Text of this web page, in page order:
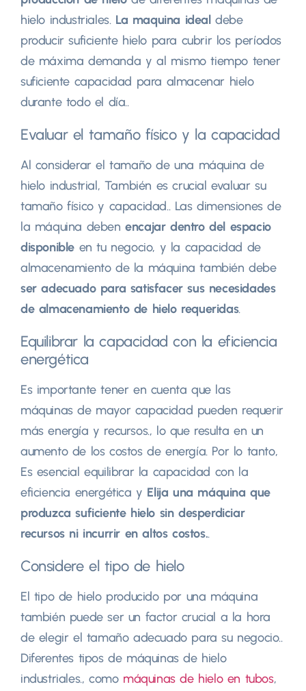
hielo industriales. La maquina ideal debe
producir suficiente hielo para cubrir los períodos
de máxima demanda y al mismo tiempo tener
suficiente capacidad para almacenar hielo
durante todo el día..
Evaluar el tamaño físico y la capacidad
Al considerar el tamaño de una máquina de
hielo industrial, También es crucial evaluar su
tamaño físico y capacidad.. Las dimensiones de
la máquina debenencajar dentro del espacio
disponible en tu negocio, y la capacidad de
almacenamiento de la máquina también debe
ser adecuado para satisfacer sus necesidades
de almacenamiento de hielo requeridas.
Equilibrar la capacidad con la eficiencia
energética
Es importante tener en cuenta que las
máquinas de mayor capacidad pueden requerir
más energía y recursos., lo que resulta en un
aumento de los costos de energía. Por lo tanto,
Es esencial equilibrar la capacidad con la
eficiencia energética y Elija una máquina que
produzca suficiente hielo sin desperdiciar
recursos ni incurrir en altos costos..
Considere el tipo de hielo
El tipo de hielo producido por una máquina
también puede ser un factor crucial a la hora
de elegir el tamaño adecuado para su negocio..
Diferentes tipos de máquinas de hielo
industriales., como máquinas de hielo en tubos,